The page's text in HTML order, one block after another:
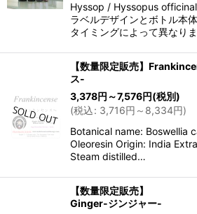
Hyssop / Hyssopus
ラベルデザインとボトル本
タイミングによって異なりま
【数量限定販売】
ス-
3,378円 ～7,576円(税別)
(税込: 3,716円 ～8,334円)
Botanical name: Boswellia
Oleoresin Origin: India
Steam distilled…
【数量限定販売】
Ginger-ジンジャー-